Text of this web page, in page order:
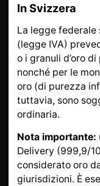
In Svizzera
La legge federale
(legge IVA)
o i granuli d’oro
nonché per le
oro (di purezza
tuttavia, sono
ordinaria.
Nota importante:
Delivery (999,9/
considerato oro
giurisdizioni. È